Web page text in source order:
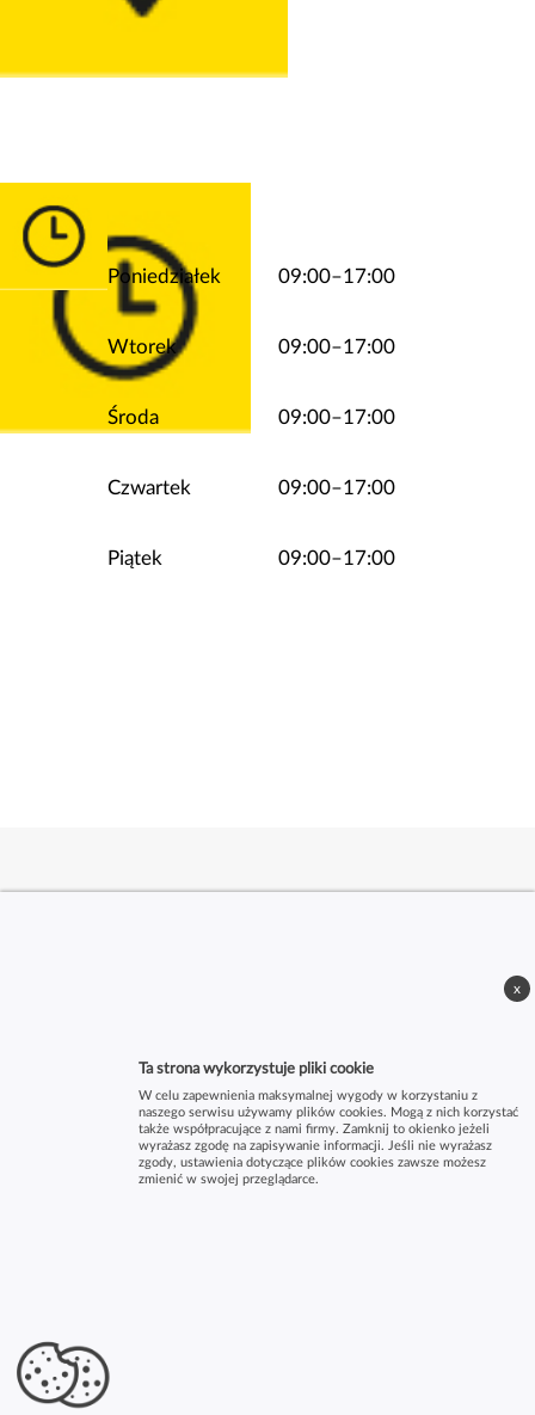
Poniedziałek 09:00–17:00
Wtorek 09:00–17:00
Środa 09:00–17:00
Czwartek 09:00–17:00
Piątek 09:00–17:00
Ta strona wykorzystuje pliki cookie
W celu zapewnienia maksymalnej wygody w korzystaniu z
naszego serwisu używamy plików cookies. Mogą z nich korzystać
także współpracujące z nami firmy. Zamknij to okienko jeżeli
wyrażasz zgodę na zapisywanie informacji. Jeśli nie wyrażasz
zgody, ustawienia dotyczące plików cookies zawsze możesz
zmienić w swojej przeglądarce.
x